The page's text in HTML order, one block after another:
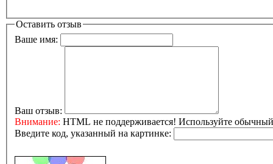
Оставить отзыв
Ваше имя:
Ваш отзыв:
Внимание: HTML не поддерживается! Используйте обычный
Введите код, указанный на картинке: